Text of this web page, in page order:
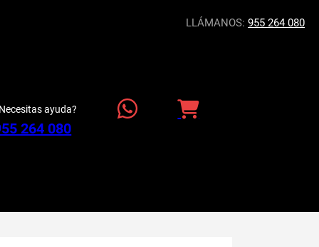
LLÁMANOS: 955 264 080
ayuda?
264 080